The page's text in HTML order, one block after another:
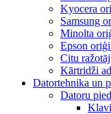
Kyocera
Samsung
Minolta
Epson
Citu
Kārtridži
Datortehnika un
Datoru